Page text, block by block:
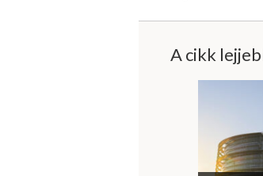
A cikk